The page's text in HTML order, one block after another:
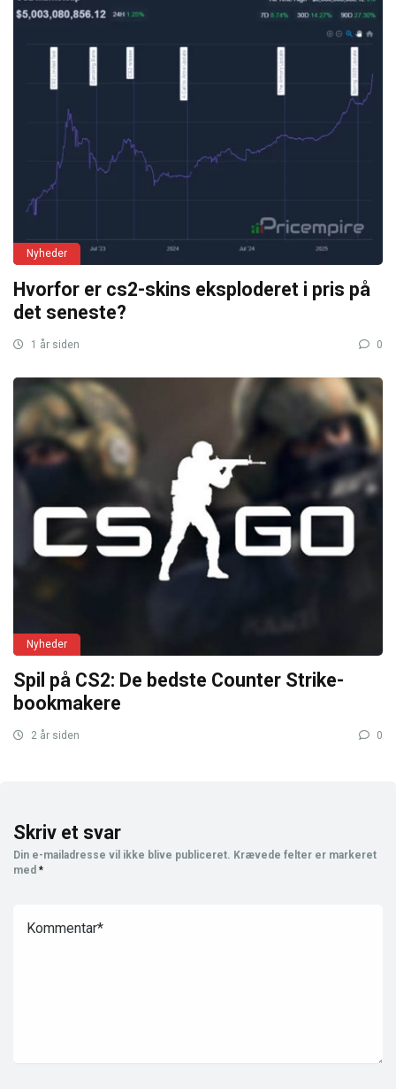
Nyheder
Hvorfor er cs2-skins eksploderet i pris på
det seneste?
1 år siden 0
Nyheder
Spil på CS2: De bedste Counter Strike-
bookmakere
2 år siden 0
Skriv et svar
Din e-mailadresse vil ikke blive publiceret. Krævede felter er markeret
med *